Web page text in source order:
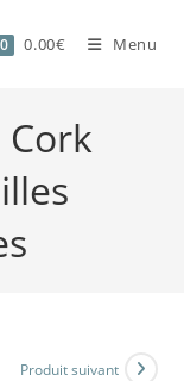
0 0.00€ Menu
Cork
Produit suivant